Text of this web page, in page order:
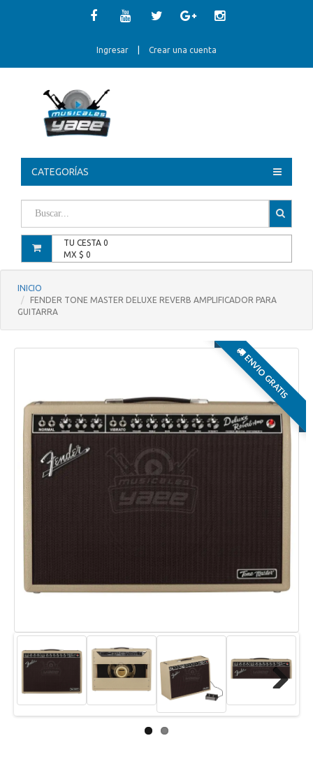
Ingresar Crear una cuenta
CATEGORÍAS
TU CESTA 0
MX $ 0
INICIO
FENDER TONE MASTER DELUXE REVERB AMPLIFICADOR PARA
GUITARRA
ENVIO GRATIS
Next